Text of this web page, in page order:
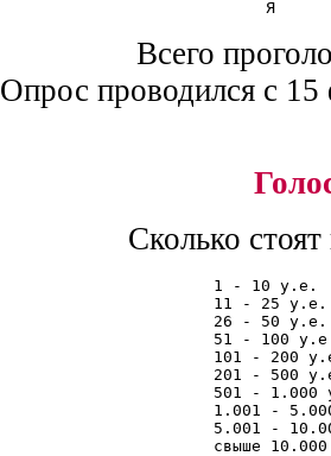
Всего
Опрос проводился с 15
Сколько
1 - 10
11 - 25
26 - 50
51 - 100
101 - 200
201 - 500
501 -
1.001 -
5.001 -
свыше